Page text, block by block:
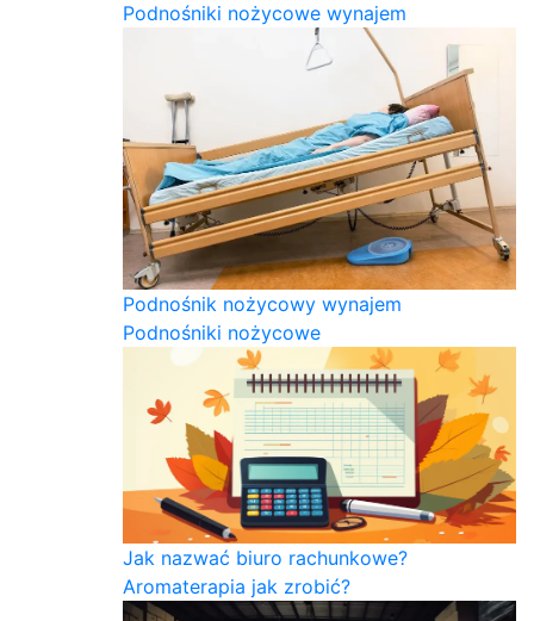
Podnośniki nożycowe wynajem
Podnośnik nożycowy wynajem
Podnośniki nożycowe
Jak nazwać biuro rachunkowe?
Aromaterapia jak zrobić?